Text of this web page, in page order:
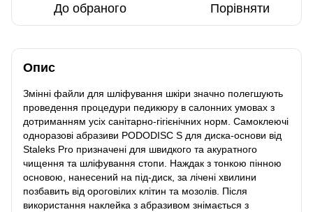
До обраного Порівняти
Опис
Змінні файли для шліфування шкіри значно полегшують
проведення процедури педикюру в салонних умовах з
дотриманням усіх санітарно-гігієнічних норм. Самоклеючі
одноразові абразиви PODODISC S для диска-основи від
Staleks Pro призначені для швидкого та акуратного
чищення та шліфування стопи. Наждак з тонкою пінною
основою, нанесений на під-диск, за лічені хвилини
позбавить від ороговілих клітин та мозолів. Після
використання наклейка з абразивом знімається з